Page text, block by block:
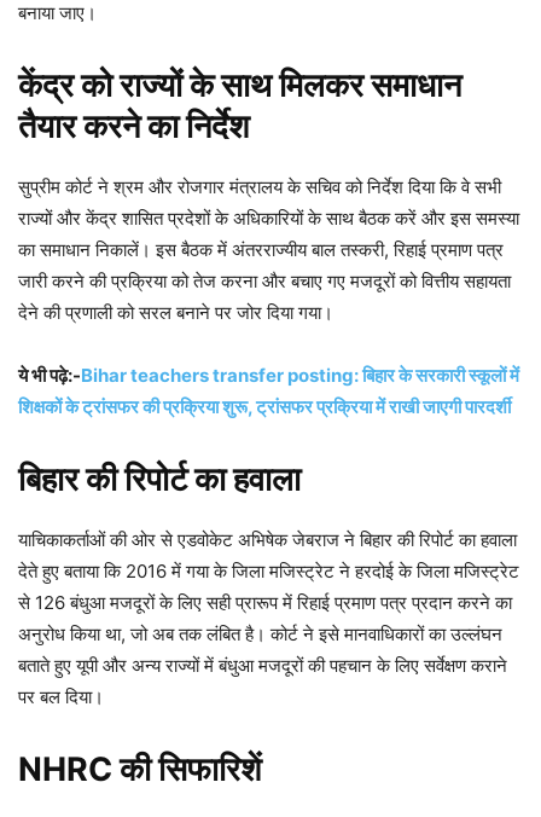
बनाया जाए।
केंद्र को राज्यों के साथ मिलकर समाधान
तैयार करने का निर्देश
सुप्रीम कोर्ट ने श्रम और रोजगार मंत्रालय के सचिव को निर्देश दिया कि वे सभी
राज्यों और केंद्र शासित प्रदेशों के अधिकारियों के साथ बैठक करें और इस समस्या
का समाधान निकालें। इस बैठक में अंतरराज्यीय बाल तस्करी, रिहाई प्रमाण पत्र
जारी करने की प्रक्रिया को तेज करना और बचाए गए मजदूरों को वित्तीय सहायता
देने की प्रणाली को सरल बनाने पर जोर दिया गया।
ये भी पढ़े:-Bihar teachers transfer posting: बिहार के सरकारी स्कूलों में
शिक्षकों के ट्रांसफर की प्रक्रिया शुरू, ट्रांसफर प्रक्रिया में राखी जाएगी पारदर्शी
बिहार की रिपोर्ट का हवाला
याचिकाकर्ताओं की ओर से एडवोकेट अभिषेक जेबराज ने बिहार की रिपोर्ट का हवाला
देते हुए बताया कि 2016 में गया के जिला मजिस्ट्रेट ने हरदोई के जिला मजिस्ट्रेट
से 126 बंधुआ मजदूरों के लिए सही प्रारूप में रिहाई प्रमाण पत्र प्रदान करने का
अनुरोध किया था, जो अब तक लंबित है। कोर्ट ने इसे मानवाधिकारों का उल्लंघन
बताते हुए यूपी और अन्य राज्यों में बंधुआ मजदूरों की पहचान के लिए सर्वेक्षण कराने
पर बल दिया।
NHRC की सिफारिशें